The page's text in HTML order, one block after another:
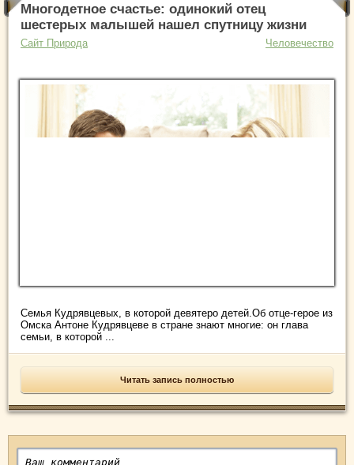
Многодетное счастье: одинокий отец
шестерых малышей нашел спутницу жизни
Сайт Природа Человечество
Семья Кудрявцевых, в которой девятеро детей.Об отце-герое из
Омска Антоне Кудрявцеве в стране знают многие: он глава
семьи, в которой ...
Читать запись полностью